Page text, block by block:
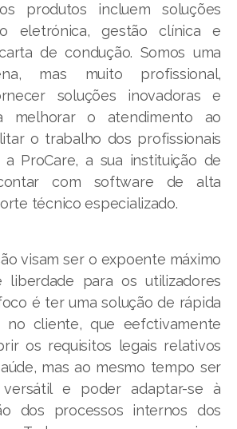
produtos incluem soluções
eletrónica, gestão clínica e
de condução. Somos uma
mas muito profissional,
soluções inovadoras e
melhorar o atendimento ao
o trabalho dos profissionais
a ProCare, a sua instituição de
com software de alta
técnico especializado.
visam ser o expoente máximo
liberdade para os utilizadores
é ter uma solução de rápida
no cliente, que eefctivamente
os requisitos legais relativos
mas ao mesmo tempo ser
versátil e poder adaptar-se à
dos processos internos dos